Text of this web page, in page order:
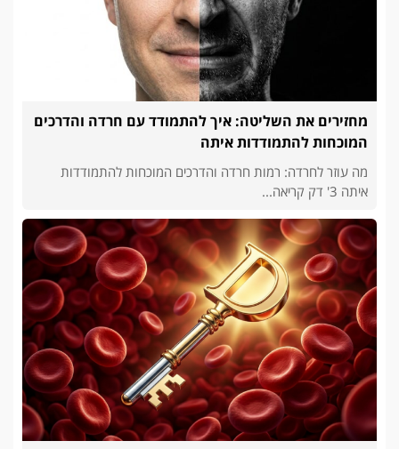
מחזירים את השליטה: איך להתמודד עם חרדה והדרכים
המוכחות להתמודדות איתה
מה עוזר לחרדה: רמות חרדה והדרכים המוכחות להתמודדות
איתה 3' דק קריאה...